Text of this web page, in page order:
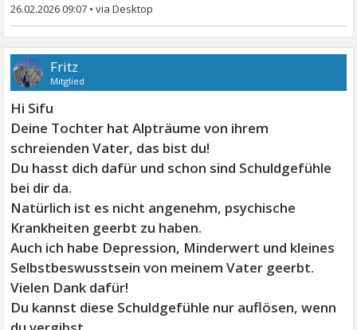
26.02.2026 09:07 •
Fritz
Mitglied
Hi Sifu
Deine Tochter hat Alpträume von ihrem
schreienden Vater, das bist du!
Du hasst dich dafür und schon sind Schuldgefühle
bei dir da.
Natürlich ist es nicht angenehm, psychische
Krankheiten geerbt zu haben.
Auch ich habe Depression, Minderwert und kleines
Selbstbeswusstsein von meinem Vater geerbt.
Vielen Dank dafür!
Du kannst diese Schuldgefühle nur auflösen, wenn